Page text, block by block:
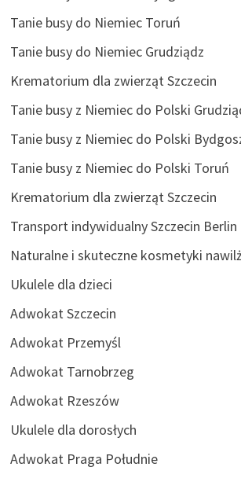
Tanie busy do Niemiec Toruń
Tanie busy do Niemiec Grudziądz
Krematorium dla zwierząt Szczecin
Tanie busy z Niemiec do Polski
Tanie busy z Niemiec do Polski
Tanie busy z Niemiec do Polski Toruń
Krematorium dla zwierząt Szczecin
Transport indywidualny Szczecin Berlin
Naturalne i skuteczne kosmetyki
Ukulele dla dzieci
Adwokat Szczecin
Adwokat Przemyśl
Adwokat Tarnobrzeg
Adwokat Rzeszów
Ukulele dla dorosłych
Adwokat Praga Południe